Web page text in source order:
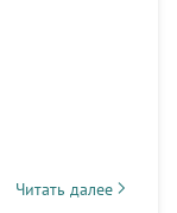
Читать далее
about Момент